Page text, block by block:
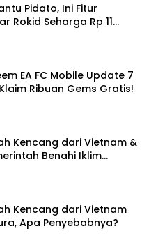
Pidato, Ini Fitur
Rokid Seharga Rp 11
EA FC Mobile Update 7
Ribuan Gems Gratis!
Kencang dari Vietnam &
Benahi Iklim
Kencang dari Vietnam
Apa Penyebabnya?